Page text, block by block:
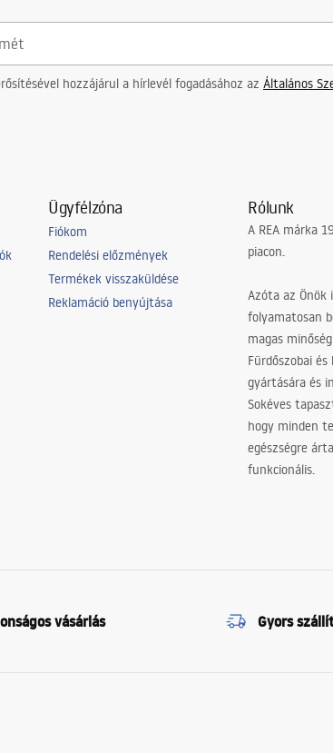
hozzájárul a hírlevél fogadásához az Általános
Ügyfélzóna
Fiókom
Rendelési előzmények
Termékek visszaküldése
Reklamáció benyújtása
Rólunk
A REA márka
piacon.
Azóta az Önök
folyamatosan
magas
Fürdőszobai
gyártására és
Sokéves
hogy minden
egészségre
funkcionális.
vásárlás Gyors